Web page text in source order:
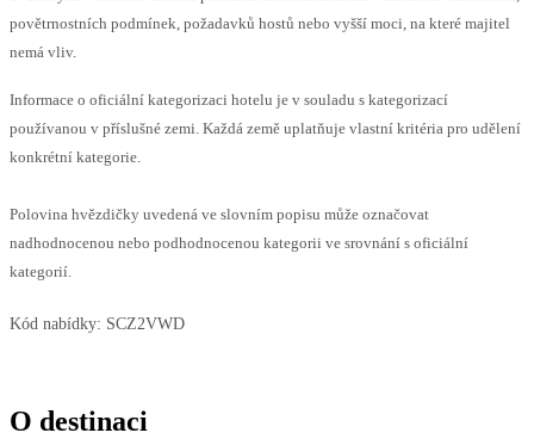
povětrnostních podmínek, požadavků hostů nebo vyšší moci, na které majitel
nemá vliv.
Informace o oficiální kategorizaci hotelu je v souladu s kategorizací
používanou v příslušné zemi. Každá země uplatňuje vlastní kritéria pro udělení
konkrétní kategorie.
Polovina hvězdičky uvedená ve slovním popisu může označovat
nadhodnocenou nebo podhodnocenou kategorii ve srovnání s oficiální
kategorií.
Kód nabídky: SCZ2VWD
O destinaci